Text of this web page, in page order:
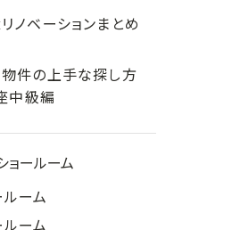
ノベーションまとめ
物件の上手な探し方
中級編
ョールーム
ーム
ーム